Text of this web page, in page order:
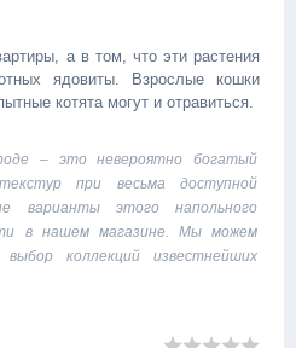
а в том, что эти растения
ядовиты. Взрослые кошки
котята могут и отравиться.
– это невероятно богатый
при весьма доступной
варианты этого напольного
в нашем магазине. Мы можем
коллекций известнейших